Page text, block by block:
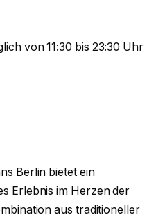
von 11:30 bis 23:30 Uhr
Berlin bietet ein
Erlebnis im Herzen der
aus traditioneller